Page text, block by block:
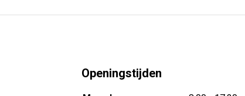
Openingstijden